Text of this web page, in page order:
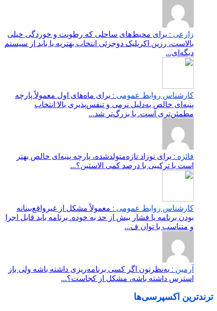
زارعی : برای محیط‌های ساحلی که رطوبت و خوردگی خیلی
بالاست، رزین اکریلیک دوجزئی انتخاب بهتریه یا باید از سیستم
دیگه‌ای...
کارشناس روابط عمومی : برای ماه‌های اول معمولاً پارچه
پنبه‌ای خالص به‌دلیل نرمی و تنفس‌پذیری بالا انتخاب
مطمئن‌تری است. با بزرگ‌تر شد...
فائزه : برای نوزاد تازه‌متولدشده، پارچه پنبه‌ای خالص بهتر
است یا ترکیبی با درصد کمی الاستین؟...
کارشناس روابط عمومی : معمولاً مشکل از غیرواقع‌بینانه
بودن برنامه یا فشار بیش از حد به خوده. برنامه باید قابل اجرا
و متناسب با توان ف...
آرمین : به‌نظرتون اگر کسی برنامه‌ریزی داشته باشه ولی باز
استرس داشته باشه، مشکل از کجاست؟...
ترندترین اکسپرسی‌ها